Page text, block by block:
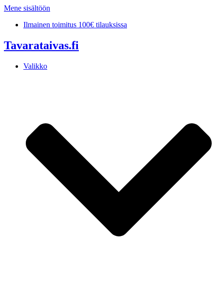
Mene sisältöön
Ilmainen toimitus 100€ tilauksissa
Tavarataivas.fi
Valikko